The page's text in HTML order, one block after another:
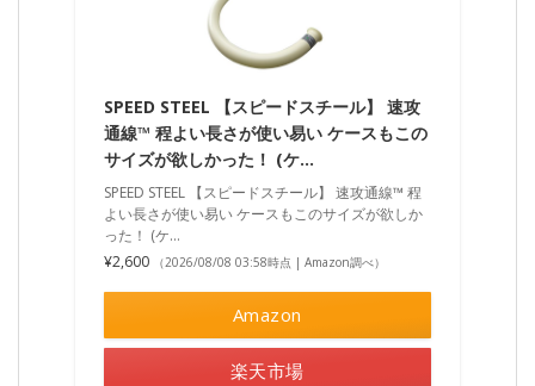
SPEED STEEL 【スピードスチール】 速攻
通線™ 程よい長さが使い易い ケースもこの
サイズが欲しかった！ (ケ…
SPEED STEEL 【スピードスチール】 速攻通線™ 程
よい長さが使い易い ケースもこのサイズが欲しか
った！ (ケ…
¥2,600
（2026/08/08 03:58時点 | Amazon調べ）
Amazon
楽天市場